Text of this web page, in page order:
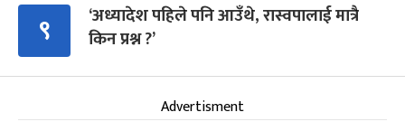
९
‘अध्यादेश पहिले पनि आउँथे, रास्वपालाई मात्रै
किन प्रश्न ?’
Advertisment